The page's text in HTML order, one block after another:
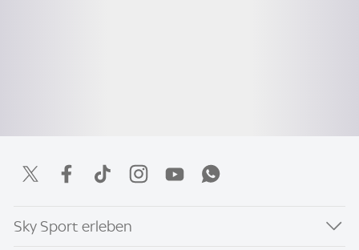
Sky Sport erleben